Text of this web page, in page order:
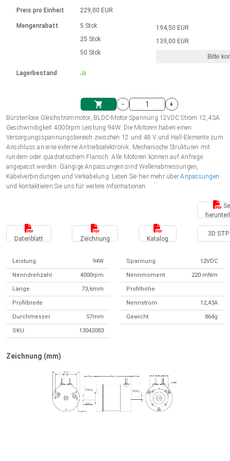
Einheitssystem
Einkaufswagen
Hubmagnete
230 - 50 Hz | 110 - 60 Hz
Drehzahlregelung für die AIS-Serie
Bürstenlose Gleichstrommotoren
mit Planetengetriebe und internem
Ø 28-42| 1-1400 rpm | <= 290Ncm
Bürstenlose DC Motor Controller
Gleichstrommotoren mit
Schneckengetriebe und Bürsten
Ø43-124mm | 31-425rpm | ≤ 41Nm
Treiber für Gleichstrommotoren mit
Synchron-Asynchron | für 1-4 Elektrozylinder
Synchron-Asynchron | für 1-4 Elektrozylinder
Français (EUR)
Polski (EUR)
Norsk (NOK)
Suomi (EUR)
Preis pro Einheit
Mengenrabatt
Lagerbestand
229,00 EUR
5 Stck
25 Stck
50 Stck
Ja
194,50 EUR
139,00 EUR
Bitte
-
+
Bürstenlose Gleichstrommotor, BLDC-Motor Spannung 12VDC Strom 12,43A
Geschwindigkeit 4000rpm Leistung 94W. Die Motoren haben einen
Versorgungsspannungsbereich zwischen 12 und 48 V und Hall-Elemente zum
Anschluss an eine externe Antriebselektronik. Mechanische Strukturen mit
rundem oder quadratischem Flansch. Alle Motoren können auf Anfrage
angepasst werden. Gängige Anpassungen sind Wellenabmessungen,
Kabelverbindungen und Verkabelung. Lesen Sie hier mehr überAnpassungen
und kontaktieren Sie uns für weitere Informationen.
Datenblatt Zeichnung Katalog
3D STP
Leistung 94W Spannung 12VDC
Nenndrehzahl 4000rpm Nennmoment 220 mNm
Länge 73,6mm Profilhöhe
Profilbreite Nennstrom 12,43A
Durchmesser 57mm Gewicht 864g
SKU 13042083
Zeichnung (mm)